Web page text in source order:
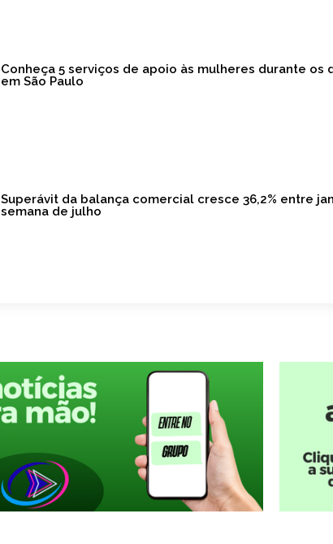
Conheça 5 serviços de apoio às mulheres durante os
em São Paulo
Superávit da balança comercial cresce 36,2% entre
semana de julho